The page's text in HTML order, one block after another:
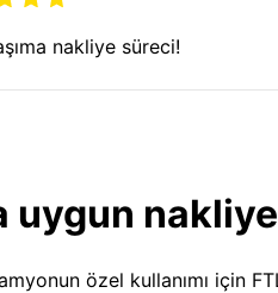
nakliye süreci!
uygun
özel kullanımı için